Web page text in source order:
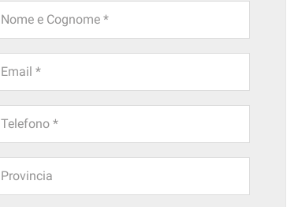
Nome e Cognome *
Email *
Telefono *
Provincia